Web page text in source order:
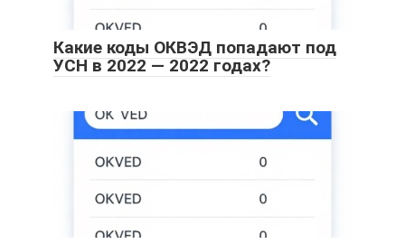
Какие коды ОКВЭД попадают под
УСН в 2022 — 2022 годах?